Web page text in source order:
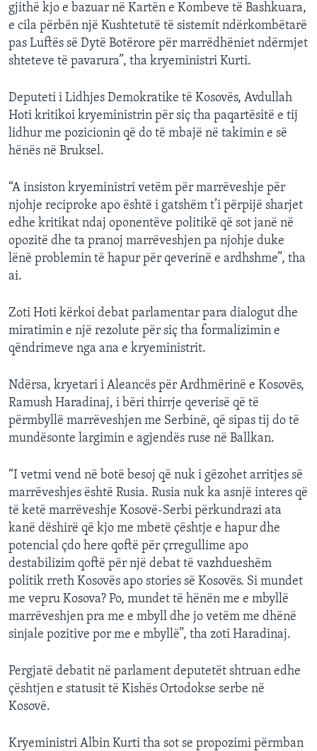
gjithë kjo e bazuar në Kartën e Kombeve të Bashkuara,
e cila përbën një Kushtetutë të sistemit ndërkombëtarë
pas Luftës së Dytë Botërore për marrëdhëniet ndërmjet
shteteve të pavarura”, tha kryeministri Kurti.
Deputeti i Lidhjes Demokratike të Kosovës, Avdullah
Hoti kritikoi kryeministrin për siç tha paqartësitë e tij
lidhur me pozicionin që do të mbajë në takimin e së
hënës në Bruksel.
“A insiston kryeministri vetëm për marrëveshje për
njohje reciproke apo është i gatshëm t’i përpijë sharjet
edhe kritikat ndaj oponentëve politikë që sot janë në
opozitë dhe ta pranoj marrëveshjen pa njohje duke
lënë problemin të hapur për qeverinë e ardhshme”, tha
ai.
Zoti Hoti kërkoi debat parlamentar para dialogut dhe
miratimin e një rezolute për siç tha formalizimin e
qëndrimeve nga ana e kryeministrit.
Ndërsa, kryetari i Aleancës për Ardhmërinë e Kosovës,
Ramush Haradinaj, i bëri thirrje qeverisë që të
përmbyllë marrëveshjen me Serbinë, që sipas tij do të
mundësonte largimin e agjendës ruse në Ballkan.
“I vetmi vend në botë besoj që nuk i gëzohet arritjes së
marrëveshjes është Rusia. Rusia nuk ka asnjë interes që
të ketë marrëveshje Kosovë-Serbi përkundrazi ata
kanë dëshirë që kjo me mbetë çështje e hapur dhe
potencial çdo here qoftë për çrregullime apo
destabilizim qoftë për një debat të vazhdueshëm
politik rreth Kosovës apo stories së Kosovës. Si mundet
me vepru Kosova? Po, mundet të hënën me e mbyllë
marrëveshjen pra me e mbyll dhe jo vetëm me dhënë
sinjale pozitive por me e mbyllë”, tha zoti Haradinaj.
Pergjatë debatit në parlament deputetët shtruan edhe
çështjen e statusit të Kishës Ortodokse serbe në
Kosovë.
Kryeministri Albin Kurti tha sot se propozimi përmban